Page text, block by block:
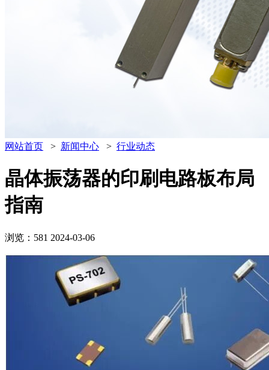
网站首页 > 新闻中心 > 行业动态
晶体振荡器的印刷电路板布局
指南
浏览：581 2024-03-06